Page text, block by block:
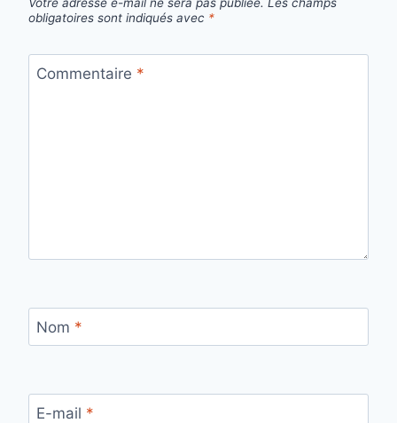
obligatoires sont indiqués avec *
Commentaire *
Nom *
E-mail *